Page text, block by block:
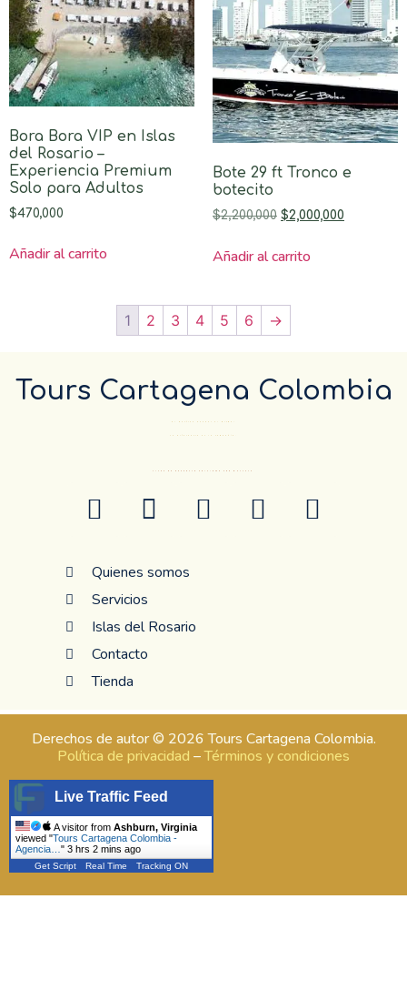
Bora Bora VIP en Islas
del Rosario –
Experiencia Premium
Solo para Adultos
$470,000
Añadir al carrito
Bote 29 ft Tronco e
botecito
$2,200,000 $2,000,000
Añadir al carrito
1 2 3 4 5 6 →
Tours Cartagena Colombia
Quienes somos
Servicios
Islas del Rosario
Contacto
Tienda
Derechos de autor © 2026 Tours Cartagena Colombia.
Política de privacidad –Términos y condiciones
Live Traffic Feed
A visitor from Ashburn, Virginia
viewed "Tours Cartagena Colombia -
Agencia… " 3 hrs 2 mins ago
Get Script Real Time Tracking ON